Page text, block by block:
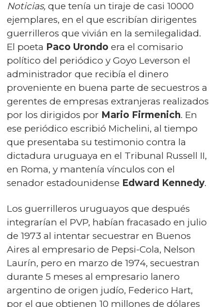
Noticias, que tenía un tiraje de casi 10000
ejemplares, en el que escribían dirigentes
guerrilleros que vivián en la semilegalidad.
El poeta Paco Urondo era el comisario
político del periódico y Goyo Leverson el
administrador que recibía el dinero
proveniente en buena parte de secuestros a
gerentes de empresas extranjeras realizados
por los dirigidos por Mario Firmenich. En
ese periódico escribió Michelini, al tiempo
que presentaba su testimonio contra la
dictadura uruguaya en el Tribunal Russell II,
en Roma, y mantenía vínculos con el
senador estadounidense Edward Kennedy.
Los guerrilleros uruguayos que después
integrarían el PVP, habían fracasado en julio
de 1973 al intentar secuestrar en Buenos
Aires al empresario de Pepsi-Cola, Nelson
Laurín, pero en marzo de 1974, secuestran
durante 5 meses al empresario lanero
argentino de origen judío, Federico Hart,
por el que obtienen 10 millones de dólares